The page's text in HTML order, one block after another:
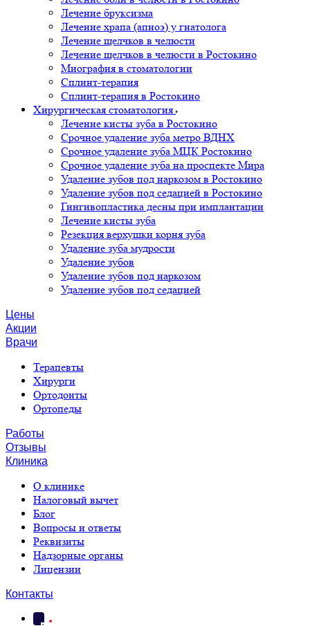
Лечение бруксизма
Лечение храпа (апноэ) у гнатолога
Лечение щелчков в челюсти
Лечение щелчков в челюсти в Ростокино
Миография в стоматологии
Сплинт-терапия
Сплинт-терапия в Ростокино
Хирургическая стоматология
Лечение кисты зуба в Ростокино
Срочное удаление зуба метро ВДНХ
Срочное удаление зуба МЦК Ростокино
Срочное удаление зуба на проспекте Мира
Удаление зубов под наркозом в Ростокино
Удаление зубов под седацией в Ростокино
Гингивопластика десны при имплантации
Лечение кисты зуба
Резекция верхушки корня зуба
Удаление зуба мудрости
Удаление зубов
Удаление зубов под наркозом
Удаление зубов под седацией
Цены
Акции
Врачи
Терапевты
Хирурги
Ортодонты
Ортопеды
Работы
Отзывы
Клиника
О клинике
Налоговый вычет
Блог
Вопросы и ответы
Реквизиты
Надзорные органы
Лицензии
Контакты